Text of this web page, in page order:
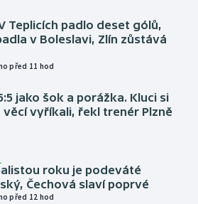
Teplicích padlo deset gólů,
v Boleslavi, Zlín zůstává
před 11 hod
jako šok a porážka. Kluci si
věcí vyříkali, řekl trenér Plzně
roku je podeváté
Čechová slaví poprvé
před 12 hod